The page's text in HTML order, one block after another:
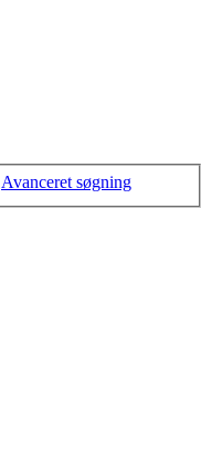
Avanceret søgning